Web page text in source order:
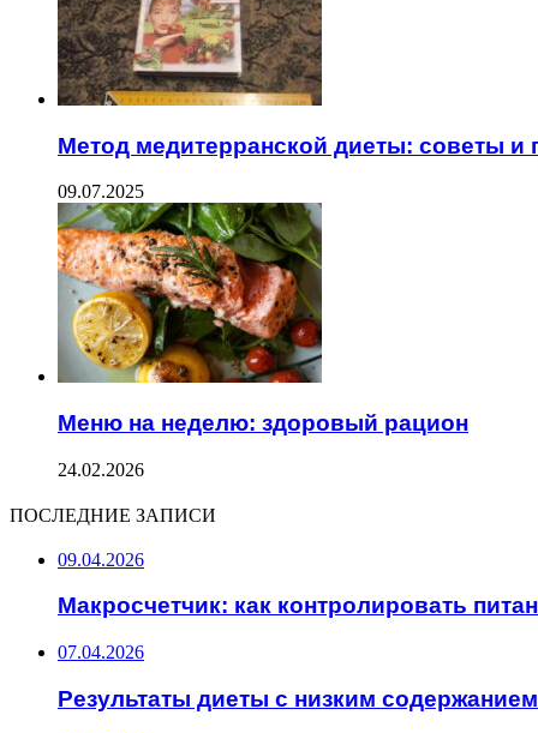
Метод медитерранской диеты: советы и
09.07.2025
Меню на неделю: здоровый рацион
24.02.2026
ПОСЛЕДНИЕ ЗАПИСИ
09.04.2026
Макросчетчик: как контролировать
07.04.2026
Результаты диеты с низким